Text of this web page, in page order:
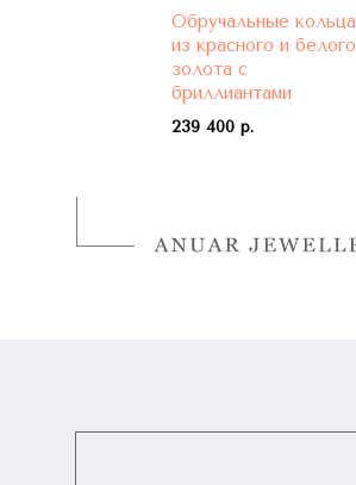
Обручальные кольца
из красного и белого
золота с
бриллиантами
239 400 р.